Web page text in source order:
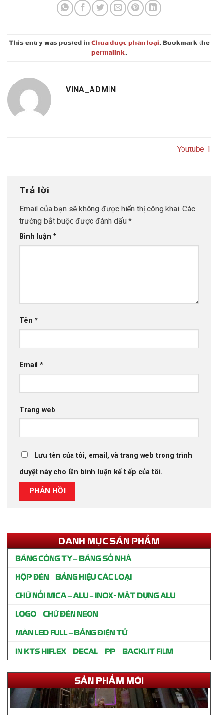
This entry was posted in Chưa được phân loại. Bookmark the
permalink.
VINA_ADMIN
Youtube 1
Trả lời
Email của bạn sẽ không được hiển thị công khai. Các
trường bắt buộc được đánh dấu *
Bình luận *
Tên *
Email *
Trang web
Lưu tên của tôi, email, và trang web trong trình
duyệt này cho lần bình luận kế tiếp của tôi.
DANH MỤC SẢN PHẨM
BẢNG CÔNG TY – BẢNG SỐ NHÀ
HỘP ĐÈN – BẢNG HIỆU CÁC LOẠI
CHỮ NỔI MICA – ALU – INOX- MẶT DỰNG ALU
LOGO – CHỮ ĐÈN NEON
MÀN LED FULL – BẢNG ĐIỆN TỬ
IN KTS HIFLEX – DECAL – PP – BACKLIT FILM
SẢN PHẨM MỚI